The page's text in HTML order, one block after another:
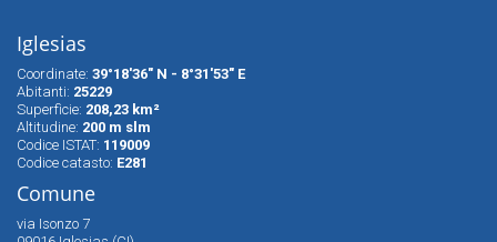
Iglesias
Coordinate: 39°18'36" N - 8°31'53" E
Abitanti: 25229
Superfìcie: 208,23 km²
Altitudine: 200 m slm
Codice ISTAT: 119009
Codice catasto: E281
Comune
via Isonzo 7